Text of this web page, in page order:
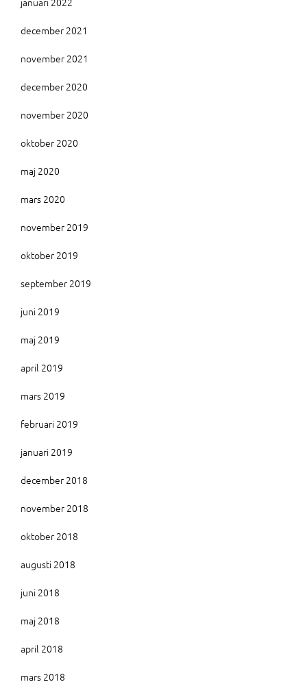
december 2021
november 2021
december 2020
november 2020
oktober 2020
maj 2020
mars 2020
november 2019
oktober 2019
september 2019
juni 2019
maj 2019
april 2019
mars 2019
februari 2019
januari 2019
december 2018
november 2018
oktober 2018
augusti 2018
juni 2018
maj 2018
april 2018
mars 2018